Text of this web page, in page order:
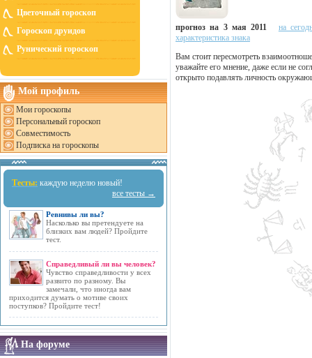
Цветочный гороскоп
Гороскоп друидов
Рунический гороскоп
Мой профиль
Мои гороскопы
Персональный гороскоп
Совместимость
Подписка на гороскопы
Тесты: каждую неделю новый!
все тесты →
Ревнивы ли вы?
Насколько вы претендуете на
близких вам людей? Пройдите
тест.
Справедливый ли вы человек?
Чувство справедливости у всех
развито по разному. Вы
замечали, что иногда вам
приходится думать о мотиве своих
поступков? Пройдите тест!
На форуме
прогноз на 3 мая 2011
на
характеристика знака
Вам стоит пересмотреть
уважайте его мнение, даже если не
открыто подавлять личность